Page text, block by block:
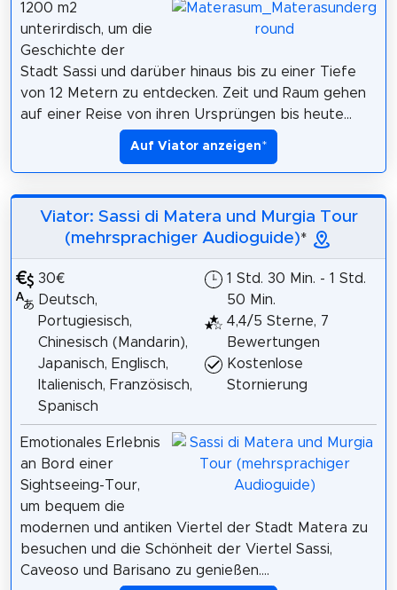
1200 m2
unterirdisch, um die
Geschichte der
Stadt Sassi und darüber hinaus bis zu einer Tiefe
von 12 Metern zu entdecken. Zeit und Raum gehen
auf einer Reise von ihren Ursprüngen bis heute...
Auf Viator anzeigen*
Viator: Sassi di Matera und Murgia Tour
(mehrsprachiger Audioguide)*
30€
Deutsch,
Portugiesisch,
Chinesisch (Mandarin),
Japanisch, Englisch,
Italienisch, Französisch,
Spanisch
1 Std. 30 Min. - 1 Std.
50 Min.
4,4/5 Sterne, 7
Bewertungen
Kostenlose
Stornierung
Emotionales Erlebnis
an Bord einer
Sightseeing-Tour,
um bequem die
modernen und antiken Viertel der Stadt Matera zu
besuchen und die Schönheit der Viertel Sassi,
Caveoso und Barisano zu genießen....